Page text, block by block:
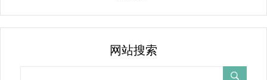
网站搜索